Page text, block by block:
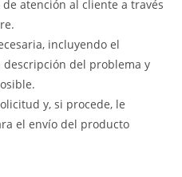
atención al cliente a través
incluyendo el
del problema y
y, si procede, le
el envío del producto